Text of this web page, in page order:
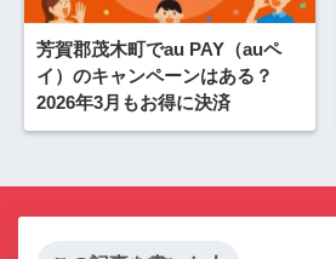
芳賀郡茂木町でau PAY（auペ
イ）のキャンペーンはある？
2026年3月もお得に決済